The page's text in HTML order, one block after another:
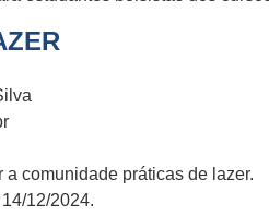
a comunidade práticas de lazer.
12/2024.